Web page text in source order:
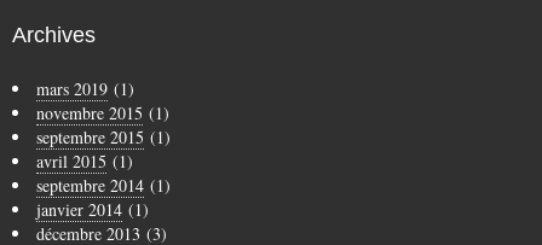
Archives
mars 2019 (1)
novembre 2015 (1)
septembre 2015 (1)
avril 2015 (1)
septembre 2014 (1)
janvier 2014 (1)
décembre 2013 (3)